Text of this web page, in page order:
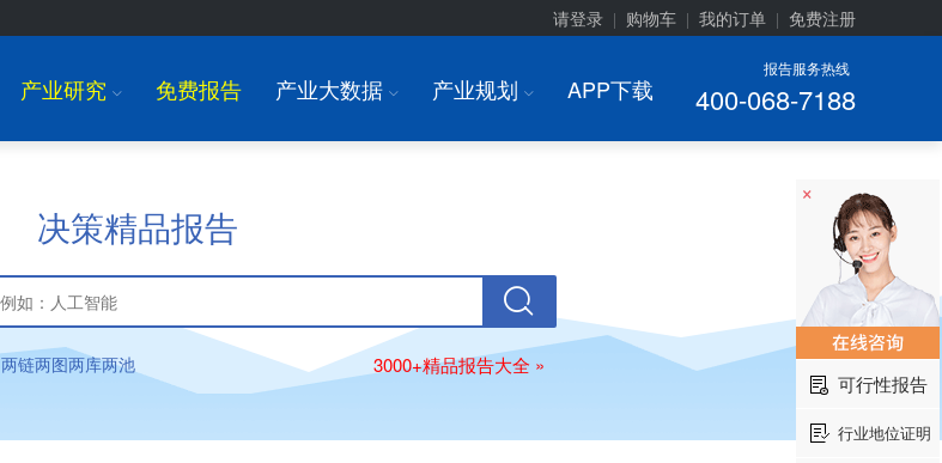
请登录 购物车 我的订单 免费注册
报告服务热线
400-068-7188
产业研究 I 免费报告 产业大数据 I 产业规划 I APP下载
决策精品报告
两链两图两库两池 3000+精品报告大全 »
×
可行性报告
行业地位证明